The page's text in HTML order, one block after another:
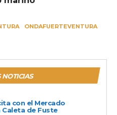
ONDAFUERTEVENTURA
NOTICIAS
con el Mercado
Caleta de Fuste